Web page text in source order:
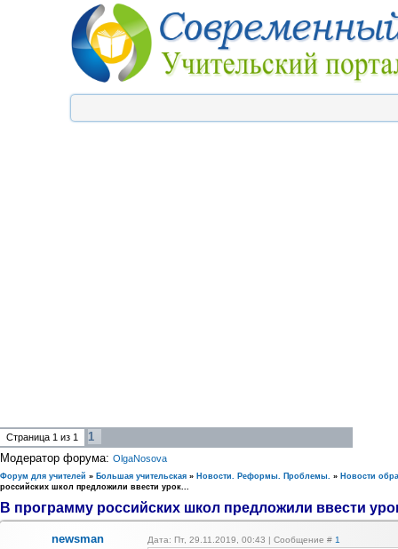
Страница 1 из 1
1
Модератор форума: OlgaNosova
Форум для учителей » Большая учительская » Новости. Реформы. Проблемы. » Новости
российских школ предложили ввести урок...
В программу российских школ предложили ввести
newsman Дата: Пт, 29.11.2019, 00:43 | Сообщение # 1